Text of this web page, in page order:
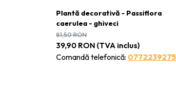
Plantă decorativă - Passiflora
caerulea - ghiveci
39,90 RON(TVA inclus)
Comandă telefonică: 0772239275
81,50RON